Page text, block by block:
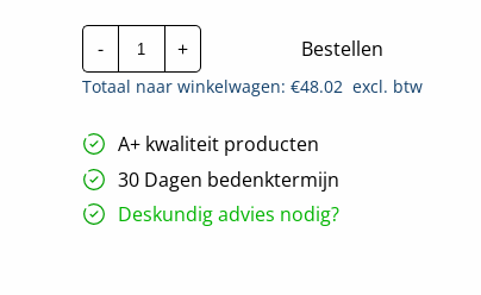
-
Makita
aardpenadapter
16,5mm
|
63797
hoeveelheid
+ Bestellen
Totaal naar winkelwagen: €48.02excl. btw
A+ kwaliteit producten
30 Dagen bedenktermijn
Deskundig advies nodig?